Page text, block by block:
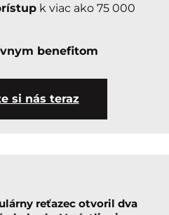
k viac ako 75 000
benefitom
si nás teraz
reťazec otvoril dva